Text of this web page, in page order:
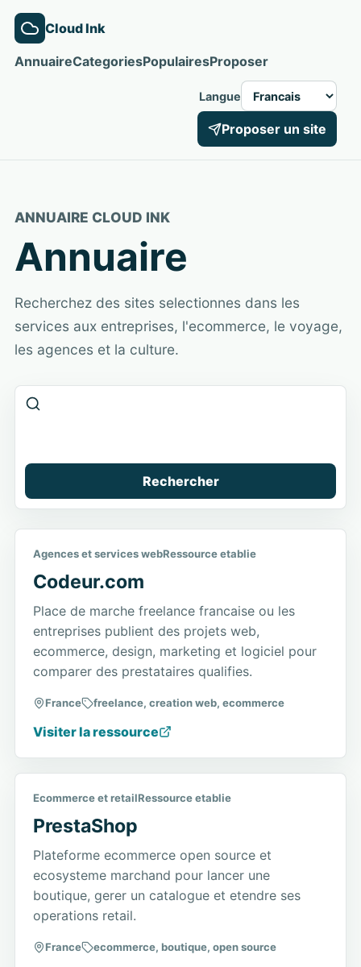
Cloud Ink
AnnuaireCategoriesPopulairesProposer
Langue
Proposer un site
ANNUAIRE CLOUD INK
Annuaire
Recherchez des sites selectionnes dans les
services aux entreprises, l'ecommerce, le voyage,
les agences et la culture.
Rechercher
Agences et services webRessource etablie
Codeur.com
Place de marche freelance francaise ou les
entreprises publient des projets web,
ecommerce, design, marketing et logiciel pour
comparer des prestataires qualifies.
France freelance, creation web, ecommerce
Visiter la ressource
Ecommerce et retailRessource etablie
PrestaShop
Plateforme ecommerce open source et
ecosysteme marchand pour lancer une
boutique, gerer un catalogue et etendre ses
operations retail.
France ecommerce, boutique, open source